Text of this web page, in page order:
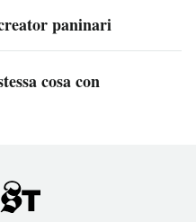
paninari
cosa con